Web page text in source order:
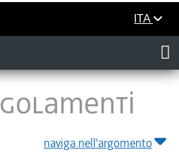
ITA
naviga nell'argomento